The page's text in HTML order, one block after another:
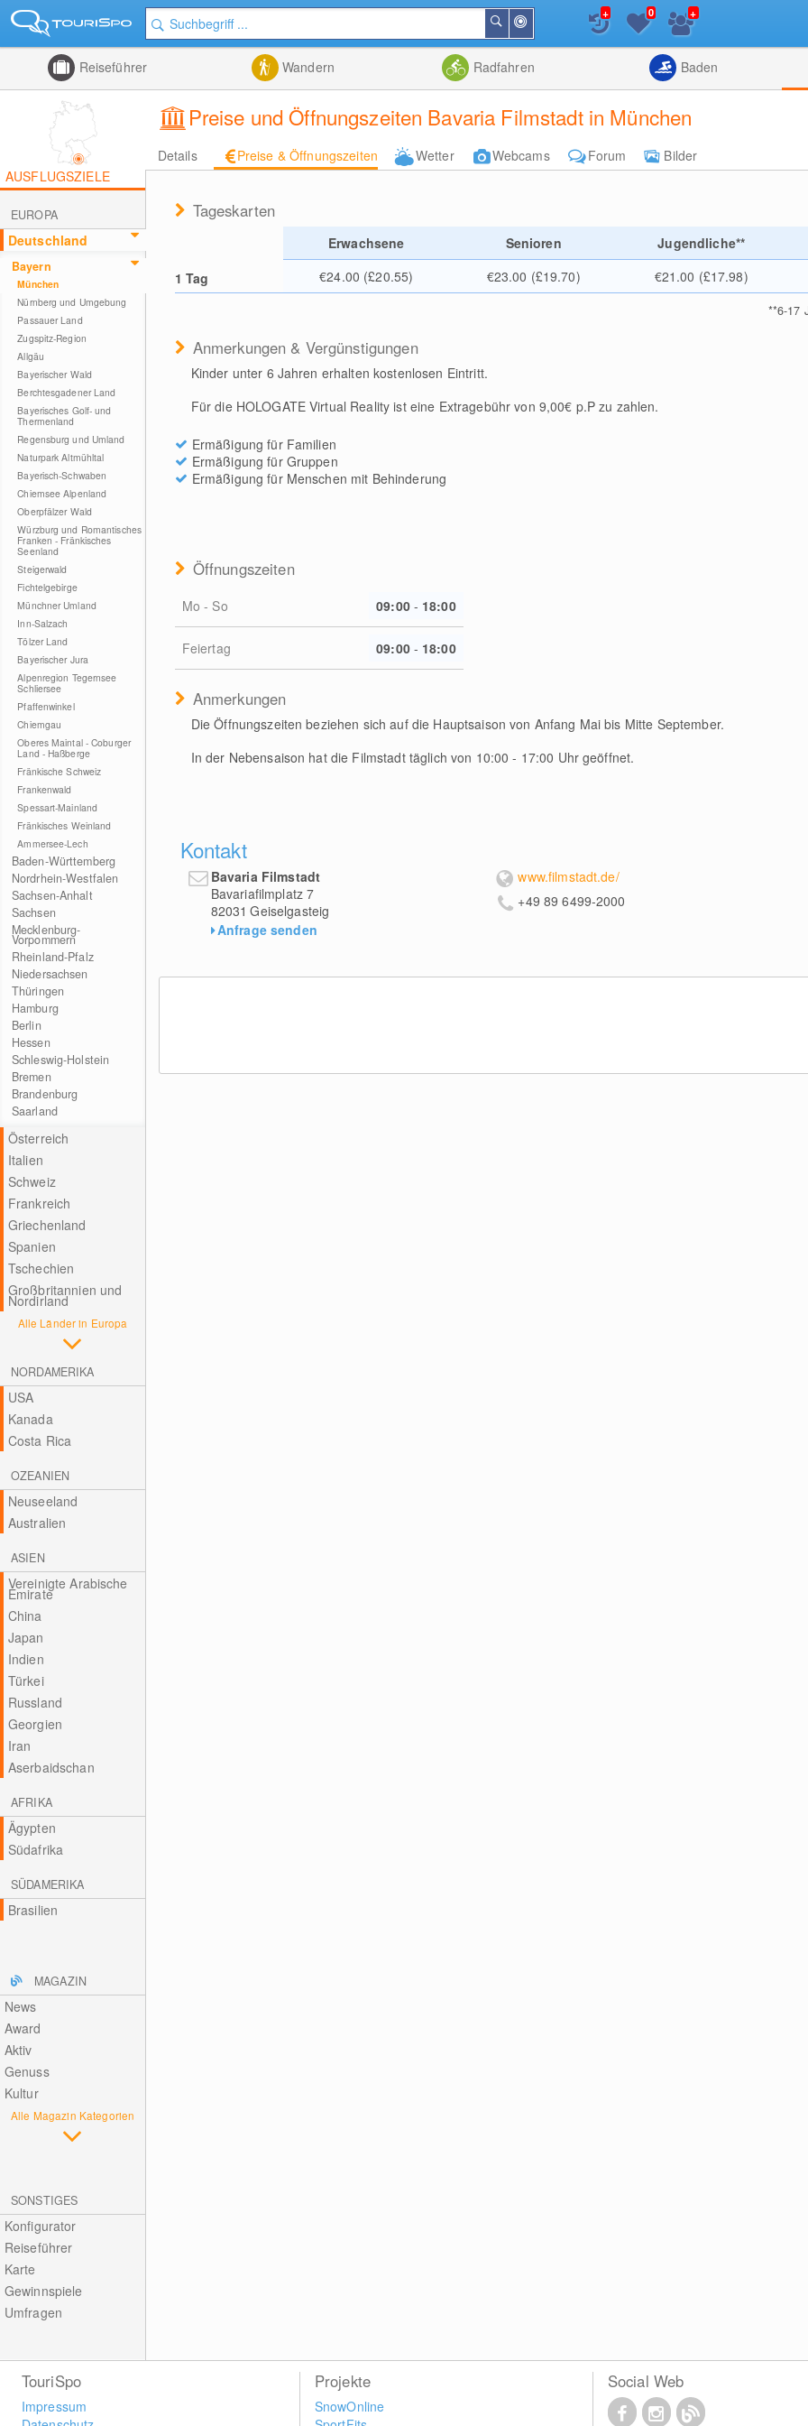
der
Suchen
Listenansicht
+ 0 +
Reiseführer Wandern Radfahren Baden
Preise und Öffnungszeiten Bavaria Filmstadt in München
Details Preise & Öffnungszeiten Wetter Webcams Forum
Bilder
AUSFLUGSZIELE
EUROPA
Deutschland
Bayern
München
Nürnberg und Umgebung
Passauer Land
Zugspitz-Region
Allgäu
Bayerischer Wald
Berchtesgadener Land
Bayerisches Golf- und
Thermenland
Regensburg und Umland
Naturpark Altmühltal
Bayerisch-Schwaben
Chiemsee Alpenland
Oberpfälzer Wald
Würzburg und Romantisches
Franken - Fränkisches
Seenland
Steigerwald
Fichtelgebirge
Münchner Umland
Inn-Salzach
Tölzer Land
Bayerischer Jura
Alpenregion Tegernsee
Schliersee
Pfaffenwinkel
Chiemgau
Oberes Maintal - Coburger
Land - Haßberge
Fränkische Schweiz
Frankenwald
Spessart-Mainland
Fränkisches Weinland
Ammersee-Lech
Baden-Württemberg
Nordrhein-Westfalen
Sachsen-Anhalt
Sachsen
Mecklenburg-
Vorpommern
Rheinland-Pfalz
Niedersachsen
Thüringen
Hamburg
Berlin
Hessen
Schleswig-Holstein
Bremen
Brandenburg
Saarland
Österreich
Italien
Schweiz
Frankreich
Griechenland
Spanien
Tschechien
Großbritannien und
Nordirland
Alle Länder in Europa
NORDAMERIKA
USA
Kanada
Costa Rica
OZEANIEN
Neuseeland
Australien
ASIEN
Vereinigte Arabische
Emirate
China
Japan
Indien
Türkei
Russland
Georgien
Iran
Aserbaidschan
AFRIKA
Ägypten
Südafrika
SÜDAMERIKA
Brasilien
MAGAZIN
News
Award
Aktiv
Genuss
Kultur
Alle Magazin Kategorien
SONSTIGES
Konfigurator
Reiseführer
Karte
Gewinnspiele
Umfragen
Tageskarten
Erwachsene Senioren Jugendliche**
1 Tag
€24.00 (£20.55) €23.00 (£19.70) €21.00 (£17.98)
**6-17
Anmerkungen & Vergünstigungen
Kinder unter 6 Jahren erhalten kostenlosen Eintritt.
Für die HOLOGATE Virtual Reality ist eine Extragebühr von 9,00€ p.P zu zahlen.
Ermäßigung für Familien
Ermäßigung für Gruppen
Ermäßigung für Menschen mit Behinderung
Öffnungszeiten
Mo - So 09:00 - 18:00
Feiertag 09:00 - 18:00
Anmerkungen
Die Öffnungszeiten beziehen sich auf die Hauptsaison von Anfang Mai bis Mitte September.
In der Nebensaison hat die Filmstadt täglich von 10:00 - 17:00 Uhr geöffnet.
Kontakt
Bavaria Filmstadt
Bavariafilmplatz 7
82031 Geiselgasteig
Anfrage senden
www.filmstadt.de/
+49 89 6499-2000
TouriSpo
Impressum
Projekte
SnowOnline
Social Web